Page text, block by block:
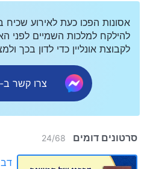
אסונות הפכו כעת לאירוע
להילקח למלכות השמיים לפני
לקבוצת אונליין כדי לדון בכך
צרו קשר ב-Messenger
סרטונים דומים 24/68